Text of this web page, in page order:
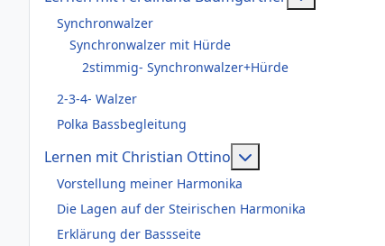
Synchronwalzer
Synchronwalzer mit Hürde
2stimmig- Synchronwalzer+Hürde
2-3-4- Walzer
Polka Bassbegleitung
Lernen mit Christian Ottino
Vorstellung meiner Harmonika
Die Lagen auf der Steirischen Harmonika
Erklärung der Bassseite